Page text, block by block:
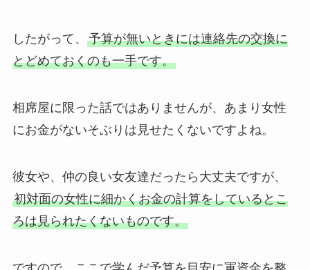
したがって、 予算が無いときには連絡先の交換に
とどめておくのも一手です。
相席屋に限った話ではありませんが、あまり女性
にお金がないそぶりは見せたくないですよね。
彼女や、仲の良い女友達だったら大丈夫ですが、
初対面の女性に細かくお金の計算をしているとこ
ろは見られたくないものです。